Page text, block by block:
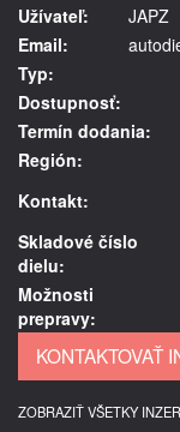
Užívateľ:
JAPZ
Email:
Typ:
Dostupnosť:
Termín dodania:
Región:
Kontakt:
Skladové číslo
dielu:
Možnosti
prepravy:
ZOBRAZIŤ VŠETKY